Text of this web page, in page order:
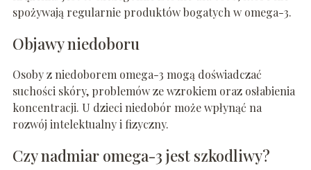
spożywają regularnie produktów bogatych w omega-3.
Objawy niedoboru
Osoby z niedoborem omega-3 mogą doświadczać
suchości skóry, problemów ze wzrokiem oraz osłabienia
koncentracji. U dzieci niedobór może wpłynąć na
rozwój intelektualny i fizyczny.
Czy nadmiar omega-3 jest szkodliwy?